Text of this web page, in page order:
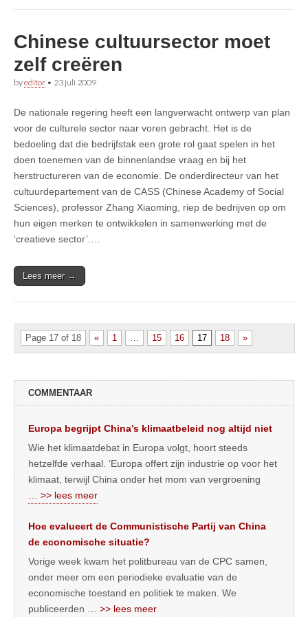
Chinese cultuursector moet
zelf creëren
byeditor • 23 juli 2009
De nationale regering heeft een langverwacht ontwerp van plan
voor de culturele sector naar voren gebracht. Het is de
bedoeling dat die bedrijfstak een grote rol gaat spelen in het
doen toenemen van de binnenlandse vraag en bij het
herstructureren van de economie. De onderdirecteur van het
cultuurdepartement van de CASS (Chinese Academy of Social
Sciences), professor Zhang Xiaoming, riep de bedrijven op om
hun eigen merken te ontwikkelen in samenwerking met de
‘creatieve sector’.…
Lees meer →
Page 17 of 18 « 1 15 16 17 18 »
COMMENTAAR
Europa begrijpt China’s klimaatbeleid nog altijd niet
Wie het klimaatdebat in Europa volgt, hoort steeds
hetzelfde verhaal. ‘Europa offert zijn industrie op voor het
klimaat, terwijl China onder het mom van vergroening
… >> lees meer
Hoe evalueert de Communistische Partij van China
de economische situatie?
Vorige week kwam het politbureau van de CPC samen,
onder meer om een periodieke evaluatie van de
economische toestand en politiek te maken. We
publiceerden
… >> lees meer